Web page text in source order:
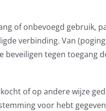
of onbevoegd gebruik,
verbinding. Van
tegen toegang
of op andere wijze
voor hebt